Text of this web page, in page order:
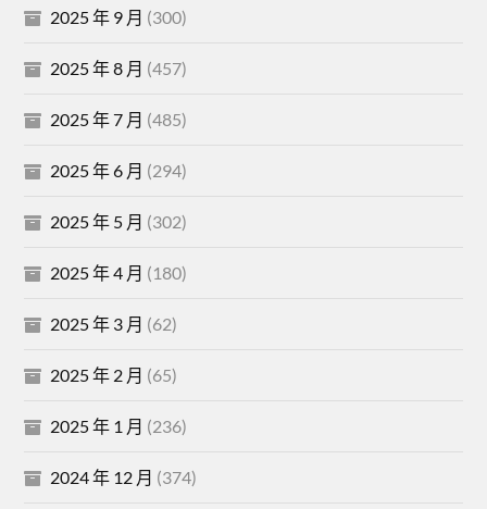
2025 年 9 月 (300)
2025 年 8 月 (457)
2025 年 7 月 (485)
2025 年 6 月 (294)
2025 年 5 月 (302)
2025 年 4 月 (180)
2025 年 3 月 (62)
2025 年 2 月 (65)
2025 年 1 月 (236)
2024 年 12 月 (374)